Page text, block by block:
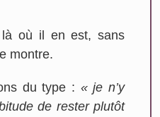
là où il en est, sans
montre.
du type : « je n’y
de rester plutôt